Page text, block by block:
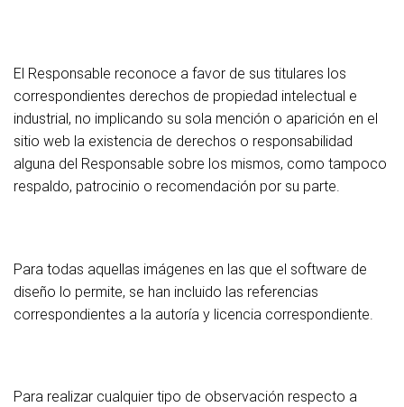
El Responsable reconoce a favor de sus titulares los
correspondientes derechos de propiedad intelectual e
industrial, no implicando su sola mención o aparición en el
sitio web la existencia de derechos o responsabilidad
alguna del Responsable sobre los mismos, como tampoco
respaldo, patrocinio o recomendación por su parte.
Para todas aquellas imágenes en las que el software de
diseño lo permite, se han incluido las referencias
correspondientes a la autoría y licencia correspondiente.
Para realizar cualquier tipo de observación respecto a